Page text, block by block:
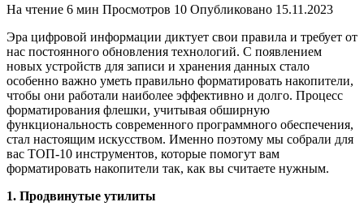
На чтение 6 мин Просмотров 10 Опубликовано 15.11.2023
Эра цифровой информации диктует свои правила и требует от
нас постоянного обновления технологий. С появлением
новых устройств для записи и хранения данных стало
особенно важно уметь правильно форматировать накопители,
чтобы они работали наиболее эффективно и долго. Процесс
форматирования флешки, учитывая обширную
функциональность современного программного обеспечения,
стал настоящим искусством. Именно поэтому мы собрали для
вас ТОП-10 инструментов, которые помогут вам
форматировать накопители так, как вы считаете нужным.
1. Продвинутые утилиты